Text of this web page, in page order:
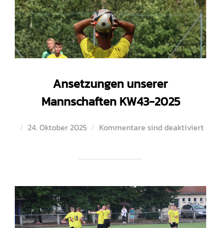
Ansetzungen unserer
Mannschaften KW43-2025
Veröffentlicht
24. Oktober 2025 Kommentare sind deaktiviert